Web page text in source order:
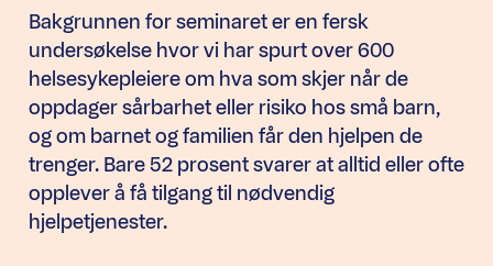
Bakgrunnen for seminaret er en fersk
undersøkelse hvor vi har spurt over 600
helsesykepleiere om hva som skjer når de
oppdager sårbarhet eller risiko hos små barn,
og om barnet og familien får den hjelpen de
trenger. Bare 52 prosent svarer at alltid eller ofte
opplever å få tilgang til nødvendig
hjelpetjenester.